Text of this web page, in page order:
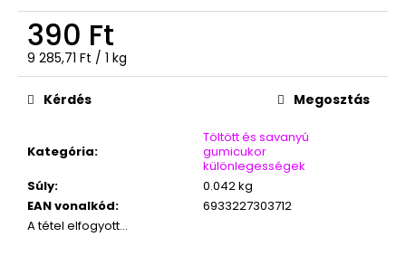
390 Ft
Egységár:
9 285,71 Ft / 1 kg
Kategória:
Töltött és savanyú
gumicukor
különlegességek
Súly:
0.042 kg
EAN vonalkód:
6933227303712
A tétel elfogyott…
Kérdés Megosztás
NÁPOLYI
900G
3
490
Ft